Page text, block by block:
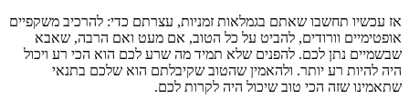
אז עכשיו תחשבו שאתם בגמלאות זמניות, עצרתם כדי: להרכיב משקפיים
אופטימיים וורודים, להביט על כל הטוב, אם מעט ואם הרבה, שאבא
שבשמיים נתן לכם. להפנים שלא תמיד מה שרע לכם הוא הכי רע ויכול
היה להיות רע יותר. ולהאמין שהטוב שקיבלתם הוא שלכם בתנאי
שתאמינו שזה הכי טוב שיכול היה לקרות לכם.